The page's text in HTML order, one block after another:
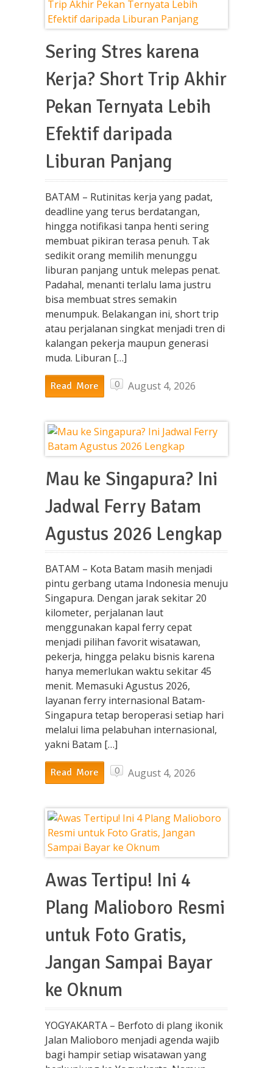
Sering Stres karena
Kerja? Short Trip Akhir
Pekan Ternyata Lebih
Efektif daripada
Liburan Panjang
BATAM – Rutinitas kerja yang padat,
deadline yang terus berdatangan,
hingga notifikasi tanpa henti sering
membuat pikiran terasa penuh. Tak
sedikit orang memilih menunggu
liburan panjang untuk melepas penat.
Padahal, menanti terlalu lama justru
bisa membuat stres semakin
menumpuk. Belakangan ini, short trip
atau perjalanan singkat menjadi tren di
kalangan pekerja maupun generasi
muda. Liburan […]
Read More 0 August 4, 2026
Mau ke Singapura? Ini
Jadwal Ferry Batam
Agustus 2026 Lengkap
BATAM – Kota Batam masih menjadi
pintu gerbang utama Indonesia menuju
Singapura. Dengan jarak sekitar 20
kilometer, perjalanan laut
menggunakan kapal ferry cepat
menjadi pilihan favorit wisatawan,
pekerja, hingga pelaku bisnis karena
hanya memerlukan waktu sekitar 45
menit. Memasuki Agustus 2026,
layanan ferry internasional Batam-
Singapura tetap beroperasi setiap hari
melalui lima pelabuhan internasional,
yakni Batam […]
Read More 0 August 4, 2026
Awas Tertipu! Ini 4
Plang Malioboro Resmi
untuk Foto Gratis,
Jangan Sampai Bayar
ke Oknum
YOGYAKARTA – Berfoto di plang ikonik
Jalan Malioboro menjadi agenda wajib
bagi hampir setiap wisatawan yang